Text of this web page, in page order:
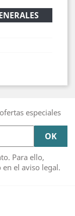
especiales
Para ello,
el aviso legal.